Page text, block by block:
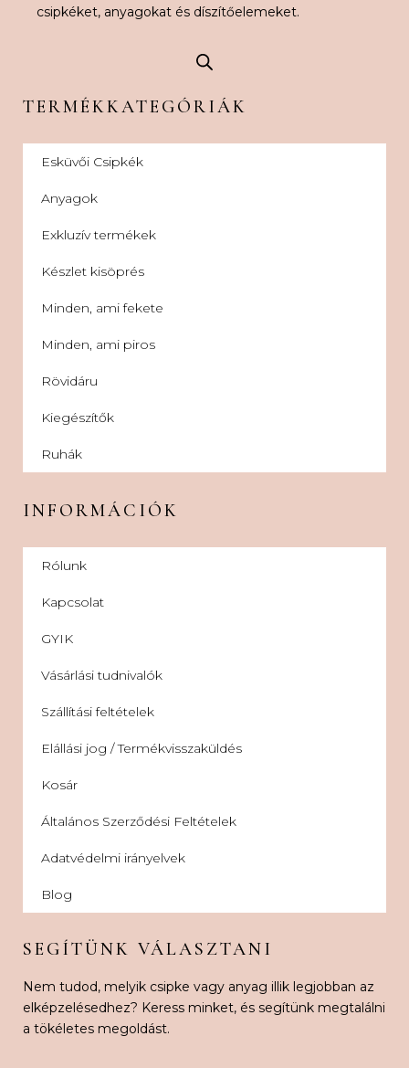
csipkéket, anyagokat és díszítőelemeket.
TERMÉKKATEGÓRIÁK
Esküvői Csipkék
Anyagok
Exkluzív termékek
Készlet kisöprés
Minden, ami fekete
Minden, ami piros
Rövidáru
Kiegészítők
Ruhák
INFORMÁCIÓK
Rólunk
Kapcsolat
GYIK
Vásárlási tudnivalók
Szállítási feltételek
Elállási jog / Termékvisszaküldés
Kosár
Általános Szerződési Feltételek
Adatvédelmi irányelvek
Blog
SEGÍTÜNK VÁLASZTANI
Nem tudod, melyik csipke vagy anyag illik legjobban az
elképzelésedhez? Keress minket, és segítünk megtalálni
a tökéletes megoldást.